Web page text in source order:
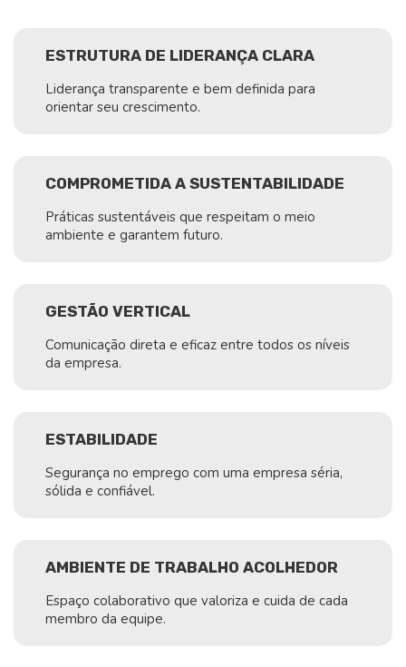
ESTRUTURA DE LIDERANÇA CLARA
Liderança transparente e bem definida para
orientar seu crescimento.
COMPROMETIDA A SUSTENTABILIDADE
Práticas sustentáveis que respeitam o meio
ambiente e garantem futuro.
GESTÃO VERTICAL
Comunicação direta e eficaz entre todos os níveis
da empresa.
ESTABILIDADE
Segurança no emprego com uma empresa séria,
sólida e confiável.
AMBIENTE DE TRABALHO ACOLHEDOR
Espaço colaborativo que valoriza e cuida de cada
membro da equipe.